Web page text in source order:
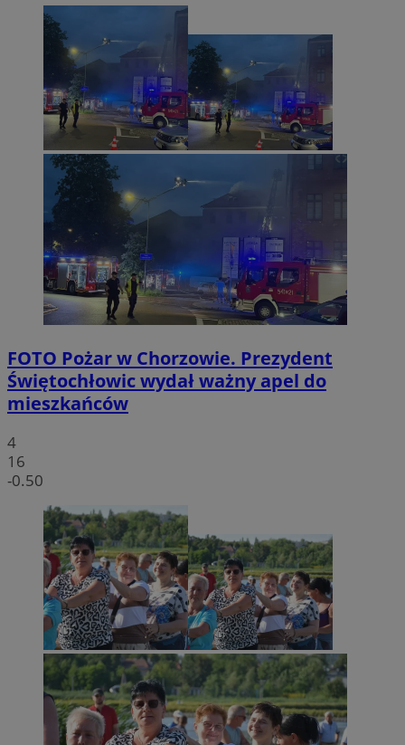
FOTO Pożar w Chorzowie. Prezydent
Świętochłowic wydał ważny apel do
mieszkańców
4
16
-0.50